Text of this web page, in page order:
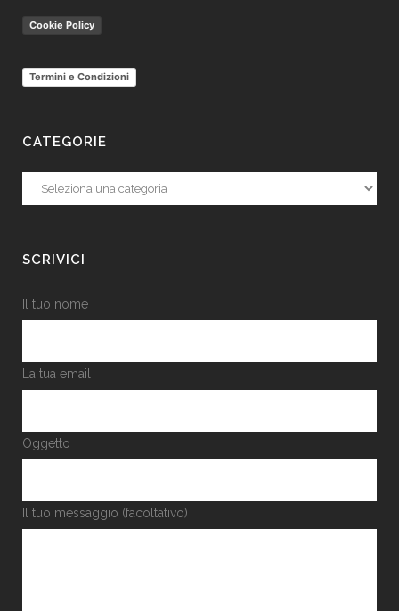
Cookie Policy
Termini e Condizioni
CATEGORIE
Categorie
SCRIVICI
Il tuo nome
La tua email
Oggetto
Il tuo messaggio (facoltativo)